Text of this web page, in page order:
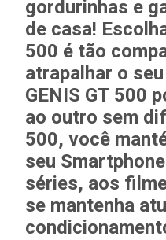
gordurinhas e
de casa!
500 é tão
atrapalhar o
GENIS GT 500
ao outro sem
500, você
seu
séries, aos
se mantenha